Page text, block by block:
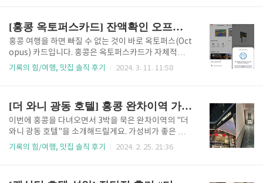
녀온 후기와 상세한 가게 정보를 정리해 보겠습니다. 목
차 1. 극동돼지국밥 소개 2. 극동돼지국밥 식당 상세정
보3. 극동돼지국밥 주문 메뉴 및 밑반찬4. 극동돼지국
밥 메뉴5. 극동돼지국밥 솔직 후기6. 시그니엘근처 카
페 추천(내돈내산) 1. 극동돼지국밥 소개 극동돼지국
안동에 있는 '극동돼..
[홍콩 옥토퍼스카드] 잔액확인 오프라인&모바일 앱, 마이너스 잔액 사용방법 후기
홍콩 여행을 하면 빠질 수 없는 것이 바로 옥토퍼스(Oct
opus) 카드입니다. 홍콩은 옥토퍼스카드가 자체적으
로 정말 활성화가 많이 되어있습니다. 대중교통, 편의
알아보겠습니다. 목차 1. 옥토퍼스카드 잔액확인 방법
(오프라인) 2. 모바일 앱으로 옥토퍼스 잔액확인 방법
3. 옥토퍼스 마이너스 잔액 사용 및 유의사항(+후기) 3-
1. 나의 마이너스 잔액 후기 3-1. 마이너스 잔액 사용 및
유의사항(옥토퍼스 일반용 기준) 1. 옥토퍼스카드 잔액
기록의 힘/여행, 맛집 솔직 후기 2024. 3. 11. 11:58
[더 와니 광동 호텔] 홍콩 완차이역 가성비 숙소 추천 #춘절 #홍콩국제공항 A11 버스 #Wharney hotel
이번에 홍콩을 다녀오면서 3박을 묵은 완차이역의 "더
와니 광동 호텔"을 소개해드릴게요. 가성비가 좋은 호
텔이면서 홍콩국제공항에서 한 번에 버스로 와니광동
기록의 힘/여행, 맛집 솔직 후기 2024. 2. 25. 21:36